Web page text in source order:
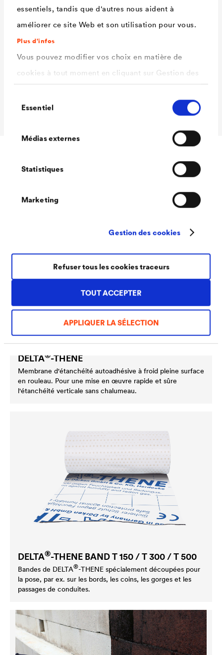
essentiels, tandis que d'autres nous aident à
améliorer ce site Web et son utilisation pour vous.
Plus d'infos
Vous pouvez modifier vos choix en matière de
cookies à tout moment en cliquant sur Gestion des
informations dans notre
politique de confidentialité
Sélectionnez les cookies que vous souhaitez
duEssentiel
Médias externes
Statistiques
Marketing
Gestion des cookies
TOUT ACCEPTER
APPLIQUER LA SÉLECTION
Refuser tous les cookies traceurs
Résistance aux
températures
-30°C à +80°C
Température
d'application
Valeur Sd
env. 150 m
rouleaux
Accessoires
DELTA®-THENE
Membrane d'étanchéité autoadhésive à froid pleine surface
en rouleau. Pour une mise en œuvre rapide et sûre
l'étanchéité verticale sans chalumeau.
DELTA®-THENE BAND T 150 / T 300 / T 500
Bandes de DELTA®-THENE spécialement découpées pour
la pose, par ex. sur les bords, les coins, les gorges et les
passages de conduites.